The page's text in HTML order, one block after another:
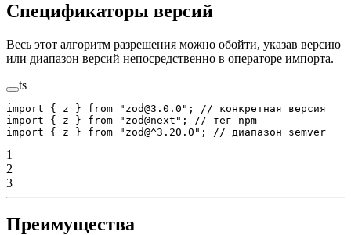
Спецификаторы версий
Весь этот алгоритм разрешения можно обойти, указав версию
или диапазон версий непосредственно в операторе импорта.
ts
import { z } from "zod@3.0.0" ; // конкретная версия
import { z } from "zod@next" ; // тег npm
import { z } from "zod@^3.20.0" ; // диапазон semver
1
2
3
Преимущества